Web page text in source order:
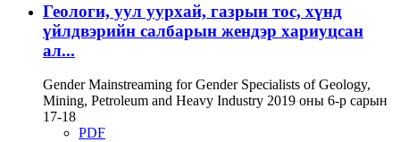
Геологи, уул уурхай, газрын тос, хүнд
үйлдвэрийн салбарын жендэр хариуцсан
ал...
Gender Mainstreaming for Gender Specialists of Geology,
Mining, Petroleum and Heavy Industry 2019 оны 6-р сарын
17-18
PDF